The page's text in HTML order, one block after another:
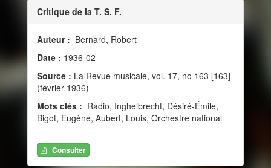
Critique de la T. S. F.
Auteur : Bernard, Robert
Date : 1936-02
Source : La Revue musicale, vol. 17, no 163 [163]
(février 1936)
Mots clés : Radio, Inghelbrecht, Désiré-Émile,
Bigot, Eugène, Aubert, Louis, Orchestre national
Consulter